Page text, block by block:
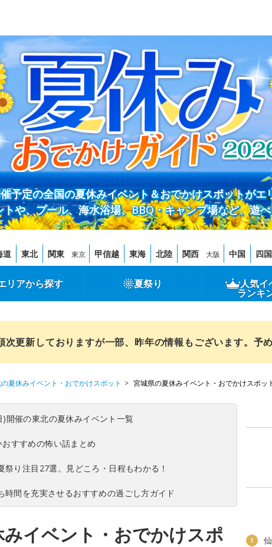
予定の全国の夏休みイベント＆おでかけスポットがエ
や、プール、海水浴場、BBQ・キャンプ場など、遊
道 東北 関東 東京 甲信越 東海 北陸 関西 大阪 中国 四国
リアから探す 夏祭り 人気イ
ランキ
次更新しておりますが一部、昨年の情報もございます。予
夏休みイベント・おでかけスポット 宮城県の夏休みイベント・おでかけスポッ
開催の東北の夏休みイベント一覧
おすすめの怖い話まとめ
祭り注目27選。見どころ・日程もわかる！
時間を充実させるおすすめの過ごし方ガイド
イベント・おでかけスポ
1